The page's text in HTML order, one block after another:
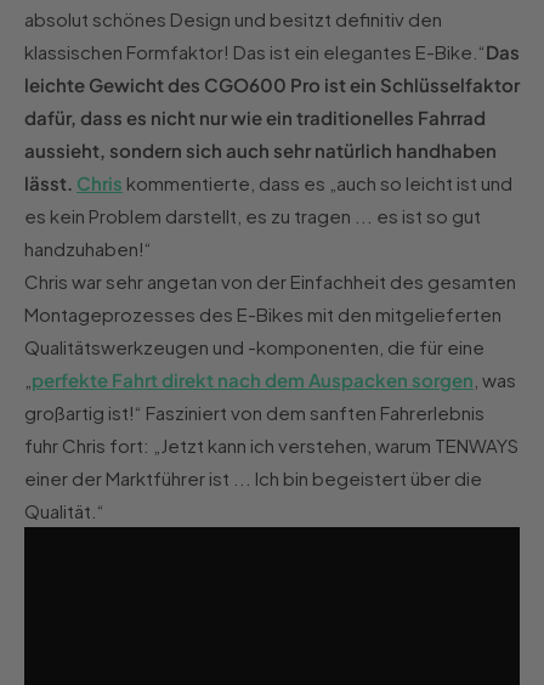
absolut schönes Design und besitzt definitiv den
klassischen Formfaktor! Das ist ein elegantes E-Bike.“Das
leichte Gewicht des CGO600 Pro ist ein Schlüsselfaktor
dafür, dass es nicht nur wie ein traditionelles Fahrrad
aussieht, sondern sich auch sehr natürlich handhaben
lässt. Chris kommentierte, dass es „auch so leicht ist und
es kein Problem darstellt, es zu tragen ... es ist so gut
handzuhaben!“
Chris war sehr angetan von der Einfachheit des gesamten
Montageprozesses des E-Bikes mit den mitgelieferten
Qualitätswerkzeugen und -komponenten, die für eine
perfekte Fahrt direkt nach dem Auspacken sorgen , was
großartig ist!“ Fasziniert von dem sanften Fahrerlebnis
fuhr Chris fort: „Jetzt kann ich verstehen, warum TENWAYS
einer der Marktführer ist ... Ich bin begeistert über die
Qualität.“